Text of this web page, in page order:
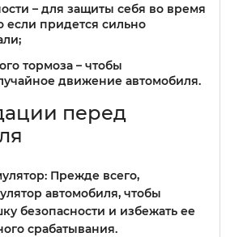
– для защиты себя во время
если придется сильно
тормоза – чтобы
движение автомобиля.
перед
Прежде всего,
автомобиля, чтобы
безопасности и избежать ее
срабатывания.